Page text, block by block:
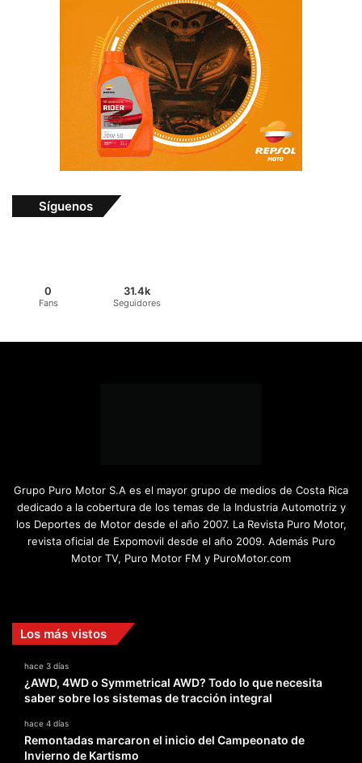
Síguenos
0
Fans
31.4k
Seguidores
Grupo Puro Motor S.A es el mayor grupo de medios de Costa Rica
dedicado a la cobertura de los temas de la Industria Automotriz y
los Deportes de Motor desde el año 2007. La Revista Puro Motor,
revista oficial de Expomovil desde el año 2009. Además Puro
Motor TV, Puro Motor FM y PuroMotor.com
Los más vistos
hace 3 días
¿AWD, 4WD o Symmetrical AWD? Todo lo que necesita
saber sobre los sistemas de tracción integral
hace 4 días
Remontadas marcaron el inicio del Campeonato de
Invierno de Kartismo